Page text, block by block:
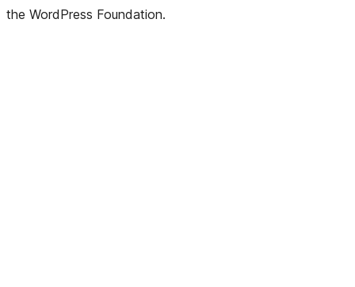
the WordPress Foundation.